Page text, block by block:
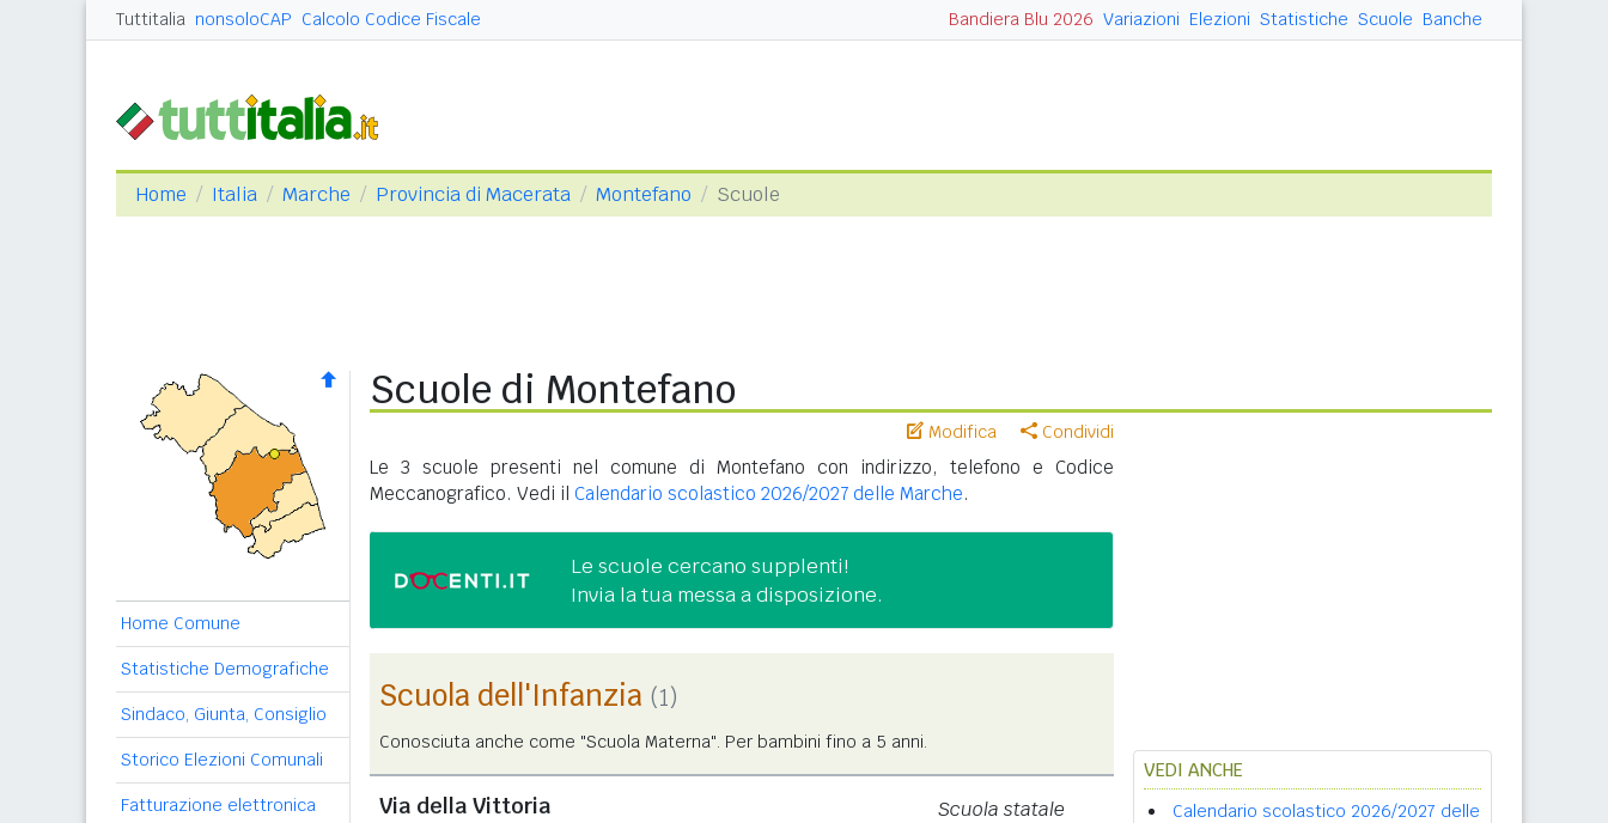
Tuttitalia nonsoloCAP Calcolo Codice Fiscale Bandiera Blu 2026 Variazioni Elezioni Statistiche Scuole Banche
Home Italia Marche Provincia di Macerata Montefano Scuole
Home Comune
Statistiche Demografiche
Sindaco, Giunta, Consiglio
Storico Elezioni Comunali
Fatturazione elettronica
Scuole di Montefano
Modifica Condividi
Le 3 scuole presenti nel comune di Montefano con indirizzo, telefono e Codice
Meccanografico. Vedi il Calendario scolastico 2026/2027 delle Marche.
Le scuole cercano supplenti!
Invia la tua messa a disposizione.
Scuola dell'Infanzia (1)
Conosciuta anche come "Scuola Materna". Per bambini fino a 5 anni.
Via della Vittoria
Scuola statale
VEDI ANCHE
Calendario scolastico 2026/2027 delle